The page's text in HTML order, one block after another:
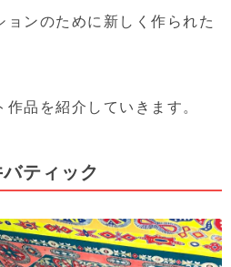
ョンのために新しく作られた
品を紹介していきます。
ティック